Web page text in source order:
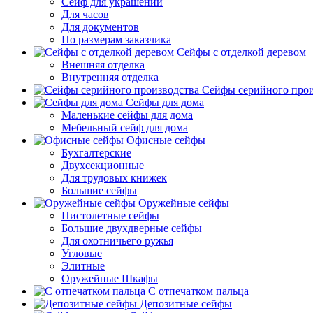
Для часов
Для документов
По размерам заказчика
Сейфы с отделкой деревом
Внешняя отделка
Внутренняя отделка
Сейфы серийного
Сейфы для дома
Маленькие сейфы для дома
Мебельный сейф для дома
Офисные сейфы
Бухгалтерские
Двухсекционные
Для трудовых книжек
Большие сейфы
Оружейные сейфы
Пистолетные сейфы
Большие двухдверные сейфы
Для охотничьего ружья
Угловые
Элитные
Оружейные Шкафы
С отпечатком пальца
Депозитные сейфы